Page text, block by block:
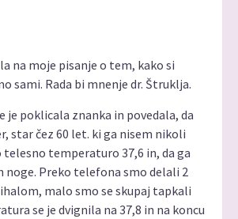
na moje pisanje o tem, kako si
sami. Rada bi mnenje dr. Štruklja.
je poklicala znanka in povedala, da
star čez 60 let. ki ga nisem nikoli
telesno temperaturo 37,6 in, da ga
noge. Preko telefona smo delali 2
malo smo se skupaj tapkali
se je dvignila na 37,8 in na koncu